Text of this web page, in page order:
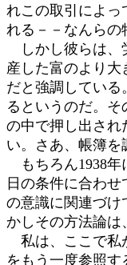
れこの取引によっ
れる－－なんらの
しかし彼らは、
産した富のより
だと強調してい
るというのだ。そ
の中で押し出され
い。さあ、帳簿を
もちろん1938年
日の条件に合わ
の意識に関連づけ
かしその方法論は
私は、ここで私
をもう一度参照す